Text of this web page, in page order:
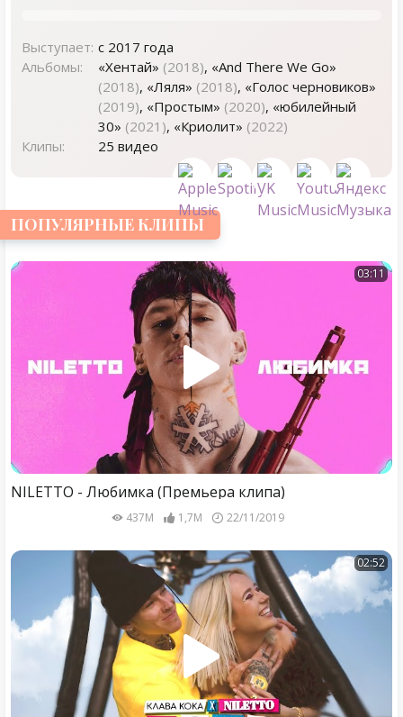
Выступает: с 2017 года
Альбомы:
«Хентай» (2018), «And There We Go»
(2018), «Ляля» (2018), «Голос черновиков»
(2019), «Простым» (2020), «юбилейный
30» (2021), «Криолит» (2022)
Клипы:
25 видео
ПОПУЛЯРНЫЕ КЛИПЫ
03:11
NILETTO - Любимка (Премьера клипа)
437M 1,7M 22/11/2019
02:52